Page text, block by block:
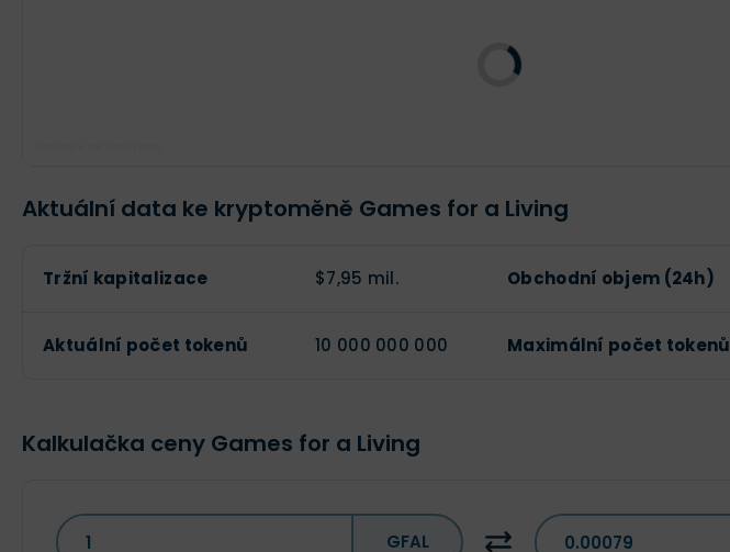
Aktuální data ke kryptoměně Games for a Living
Tržní kapitalizace $7,95 mil. Obchodní objem (24h)
Aktuální počet tokenů 10 000 000 000 Maximální počet tokenů
Kalkulačka ceny Games for a Living
GFAL